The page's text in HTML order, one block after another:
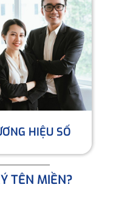
HIỆU SỐ
TÊN MIỀN?